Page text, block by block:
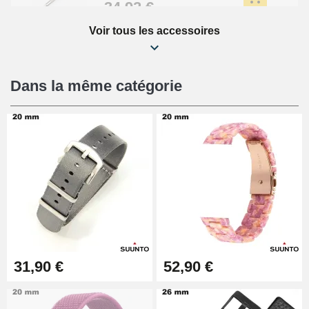
34,92 €
Kit Réparation Montre Débutant
16,90 €
Pied à Coulisse Numérique
9,90 €
Pince Trou pour Bracelet de
10,90 €
Voir tous les accessoires
Dans la même catégorie
31,90 € 52,90 €